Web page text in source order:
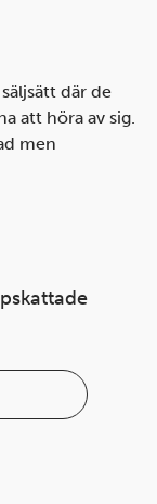
där de
att höra av sig.
men